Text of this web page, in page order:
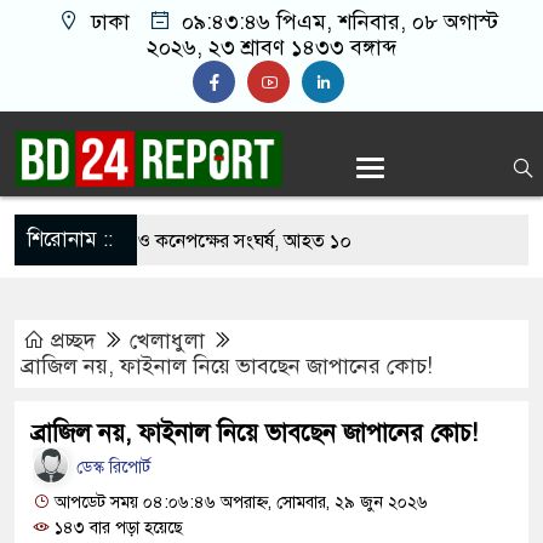
ঢাকা ০৯:৪৩:৪৭ পিএম, শনিবার, ০৮ অগাস্ট
২০২৬, ২৩ শ্রাবণ ১৪৩৩ বঙ্গাব্দ
শিরোনাম ::
খাবার নিয়ে বর ও কনেপক্ষের সংঘর্ষ, আহত ১০
শঙ্কায় দেশজুড়ে পুলিশের সতর্কতা জারি
যুবদল সভাপতি আটক, ভিডিও ভাইরাল
দায়ী থাকবে জামায়াত-এনসিপি: রাশেদ খাঁন
প্রচ্ছদ
খেলাধুলা
ব্রাজিল নয়, ফাইনাল নিয়ে ভাবছেন জাপানের কোচ!
ব্রাজিল নয়, ফাইনাল নিয়ে ভাবছেন জাপানের কোচ!
ডেস্ক রিপোর্ট
আপডেট সময় ০৪:০৬:৪৬ অপরাহ্ন, সোমবার, ২৯ জুন ২০২৬
১৪৩ বার পড়া হয়েছে